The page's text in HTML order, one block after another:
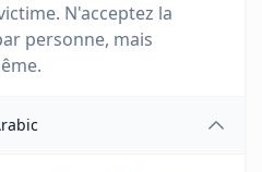
N'acceptez la
personne, mais